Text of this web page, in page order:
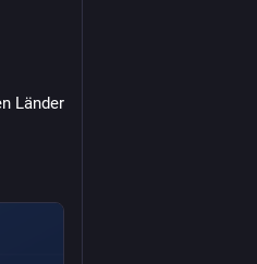
Länder